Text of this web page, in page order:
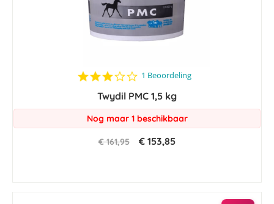
3.0
rating
1 Beoordeling
Twydil PMC 1,5 kg
Nog maar 1 beschikbaar
€ 161,95 € 153,85